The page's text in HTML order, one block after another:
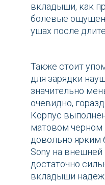
вкладыши, как
болевые
ушах после
Также стоит
для зарядки
значительно
очевидно,
Корпус
матовом черном
довольно ярким
Sony на
достаточно
вкладыши